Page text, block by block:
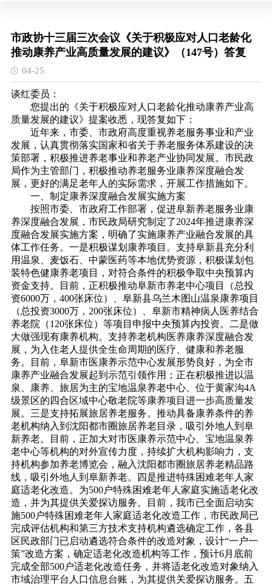
市政协十三届三次会议《关于积极应对人口老龄化
推动康养产业高质量发展的建议》（147号）答复
04-25
谈红委员：
您提出的《关于积极应对人口老龄化推动康养产业高
质量发展的建议》提案收悉，现答复如下：
近年来，市委、市政府高度重视养老服务事业和产业
发展，认真贯彻落实国家和省关于养老服务体系建设的决
策部署，积极推进养老事业和养老产业协同发展。市民政
局作为主管部门，积极推动养老服务业康养深度融合发
展，更好的满足老年人的实际需求，开展工作措施如下。
一、 制定康养深度融合发展实施方案
按照市委、市政府工作部署，促进阜新养老服务业康
养深度融合发展，市民政局研究制定了2024年推进康养深
度融合发展实施方案，明确了实施康养产业融合发展的具
体工作任务。一是积极谋划康养项目。支持阜新县充分利
用温泉、麦饭石、中蒙医药等本地优势资源，积极谋划包
装特色健康养老项目，对符合条件的积极争取中央预算内
资金支持。目前，正积极推动阜新市养老中心项目（总投
资6000万，400张床位）、阜新县乌兰木图山温泉康养项目
（总投资3000万，200张床位）、阜新市精神病人医养结合
养老院（120张床位）等项目申报中央预算内投资。二是做
大做强现有康养机构。支持养老机构医养康养深度融合发
展，为入住老人提供全生命周期的医疗、健康和养老服
务。目前，阜新市医康养示范中心发展形势良好，为全市
康养产业融合发展起到示范引领作用；正在积极推进以温
泉、康养、旅居为主的宝地温泉养老中心、位于黄家沟4A
级景区的四合区域中心敬老院等康养项目进一步高质量发
展。三是支持拓展旅居养老服务。推动具备康养条件的养
老机构纳入到沈阳都市圈旅居养老目录，吸引外地人到阜
新养老。目前，正加大对市医康养示范中心、宝地温泉养
老中心等机构的对外宣传力度，持续扩大机构影响力，支
持机构参加养老博览会，融入沈阳都市圈旅居养老精品路
线，吸引外地人到阜新养老。四是推进特殊困难老年人家
庭适老化改造。为500户特殊困难老年人家庭实施适老化改
造，并为其提供关爱探访服务。目前，我市已全面启动实
施500户特殊困难老年人家庭适老化改造工作，市民政局已
完成评估机构和第三方技术支持机构遴选确定工作，各县
区民政部门已启动遴选符合条件的改造对象，设计“一户一
策”改造方案，确定适老化改造机构等工作，预计6月底前
完成全部500户适老化改造任务，并将适老化改造对象纳入
市域治理平台人口信息台账，为其提供关爱探访服务。五